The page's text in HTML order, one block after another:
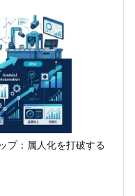
プ：属人化を打破する